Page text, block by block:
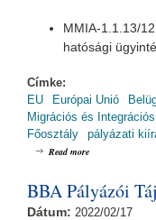
MMIA-1.1.13/
hatósági
Címke:
EU
Európai Unió
Migrációs és
Főosztály
pályázati
Read more
BBA Pályázói
Dátum: 2022/02/17